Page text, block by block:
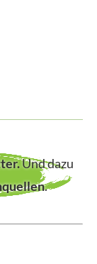
.Und dazu
.